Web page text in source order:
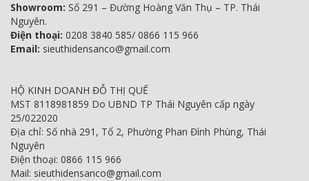
Showroom: Số 291 – Đường Hoàng Văn Thụ – TP. Thái
Nguyên.
Điện thoại: 0208 3840 585/ 0866 115 966
Email: sieuthidensanco@gmail.com
HỘ KINH DOANH ĐỖ THỊ QUẾ
MST 8118981859 Do UBND TP Thái Nguyên cấp ngày
25/022020
Địa chỉ: Số nhà 291, Tổ 2, Phường Phan Đình Phùng, Thái
Nguyên
Điện thoại: 0866 115 966
Mail: sieuthidensanco@gmail.com